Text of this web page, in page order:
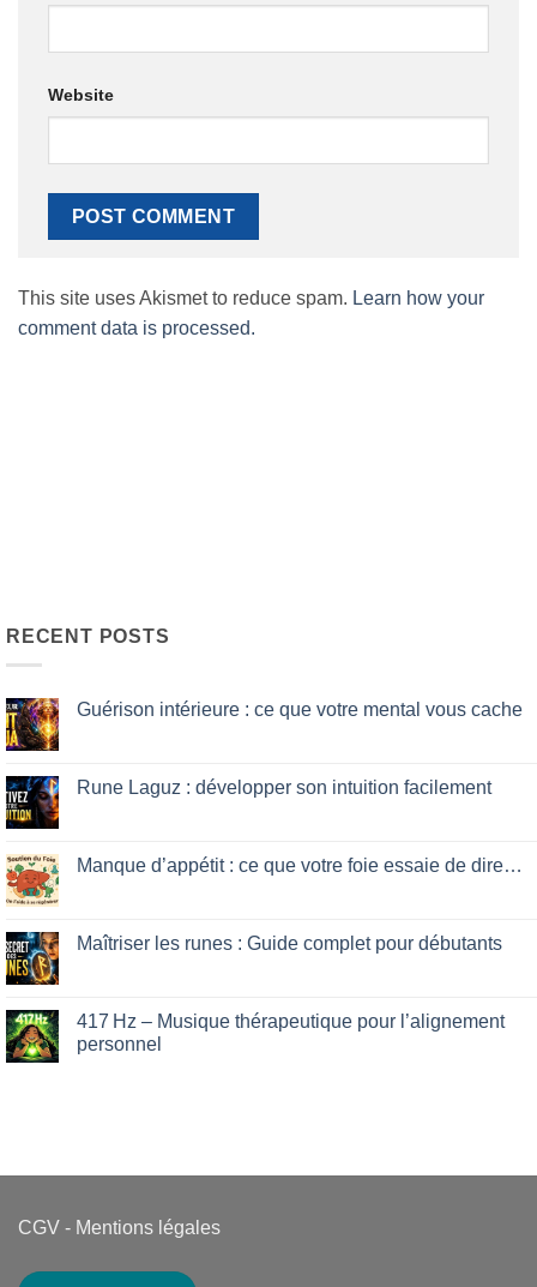
Website
This site uses Akismet to reduce spam. Learn how your
comment data is processed.
RECENT POSTS
Guérison intérieure : ce que votre mental vous cache
Guérison
intérieure
votre
mental
Rune Laguz : développer son intuition facilement
Rune
Laguz
intuition
facilement
Manque d’appétit : ce que votre foie essaie de dire…
Manque
d’appétit
votre
foie
essaie
Maîtriser les runes : Guide complet pour débutants
Maîtriser
les
runes
417 Hz – Musique thérapeutique pour l’alignement
personnel
pour
CGV - Mentions légales